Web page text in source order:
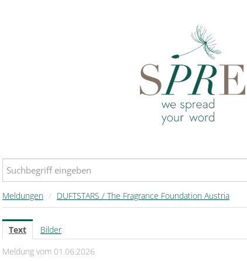
Meldungen / DUFTSTARS / The Fragrance Foundation Austria
Text
Bilder
Meldung vom 01.06.2026